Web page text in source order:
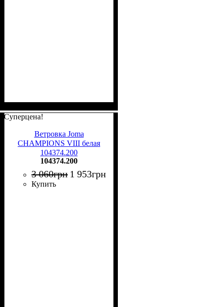
Суперцена!
Ветровка Joma
CHAMPIONS VIII белая
104374.200
104374.200
3 060грн 1 953грн
Купить